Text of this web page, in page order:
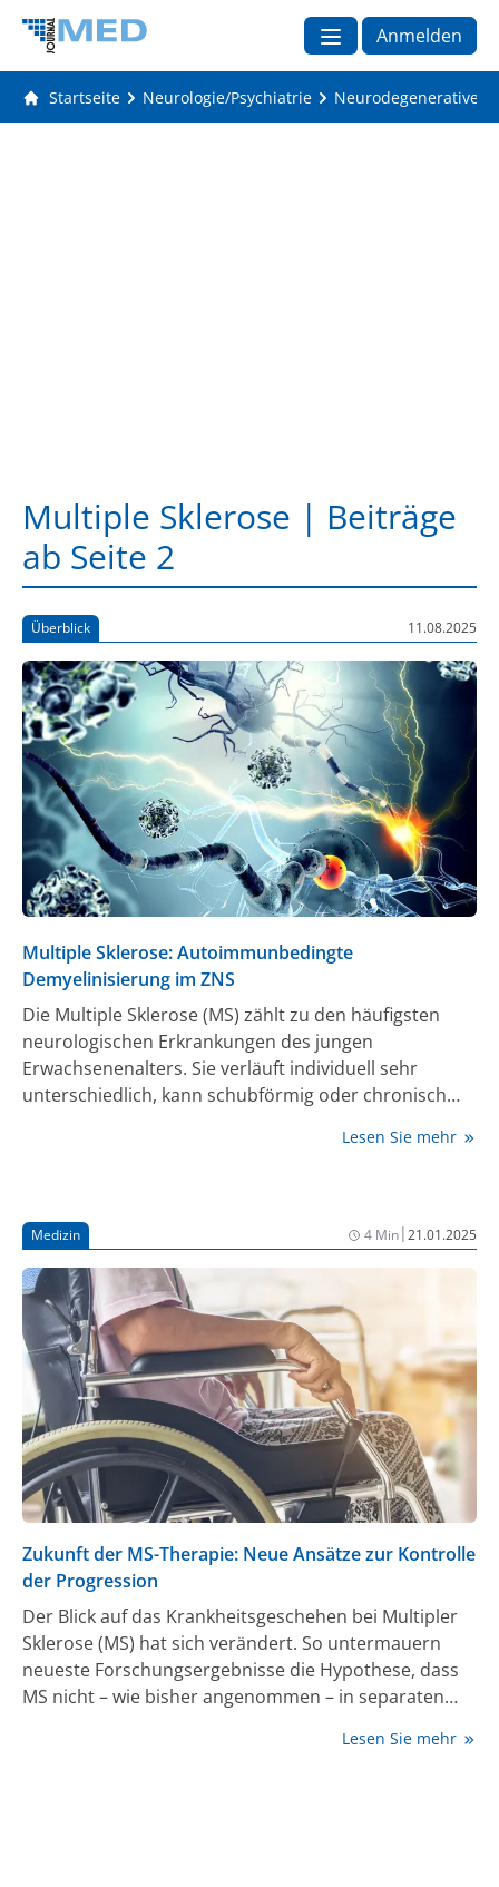
Anmelden
Startseite Neurologie/Psychiatrie Neurodegenerative
Multiple Sklerose | Beiträge
ab Seite 2
Überblick 11.08.2025
Multiple Sklerose: Autoimmunbedingte
Demyelinisierung im ZNS
Die Multiple Sklerose (MS) zählt zu den häufigsten
neurologischen Erkrankungen des jungen
Erwachsenenalters. Sie verläuft individuell sehr
unterschiedlich, kann schubförmig oder chronisch
Nervensystem in vielfältiger Weise. Trotz intensiver
letzten Jahre hat sowohl in der Diagnostik als auch in
der Therapie neue Perspektiven eröffnet und trägt
dazu bei, den Krankheitsverlauf frühzeitig zu
beeinflussen und die Lebensqualität zu erhalten.
Lesen Sie mehr
Medizin 4 Min|21.01.2025
Zukunft der MS-Therapie: Neue Ansätze zur Kontrolle
der Progression
Der Blick auf das Krankheitsgeschehen bei Multipler
Sklerose (MS) hat sich verändert. So untermauern
neueste Forschungsergebnisse die Hypothese, dass
MS nicht – wie bisher angenommen – in separaten
progredientes Krankheitsbild mit schwelendem
Lesen Sie mehr